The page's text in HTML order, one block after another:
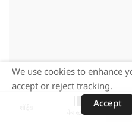
वेब स्टोरीज़
We use cookies to enhance
accept or reject tracking.
Accept